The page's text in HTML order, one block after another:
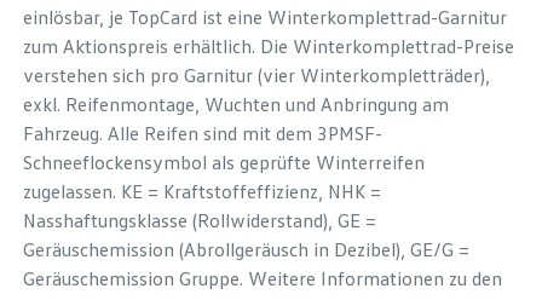
einlösbar, je TopCard ist eine Winterkomplettrad-Garnitur
zum Aktionspreis erhältlich. Die Winterkomplettrad-Preise
verstehen sich pro Garnitur (vier Winterkompletträder),
exkl. Reifenmontage, Wuchten und Anbringung am
Fahrzeug. Alle Reifen sind mit dem 3PMSF-
Schneeflockensymbol als geprüfte Winterreifen
zugelassen. KE = Kraftstoffeffizienz, NHK =
Nasshaftungsklasse (Rollwiderstand), GE =
Geräuschemission (Abrollgeräusch in Dezibel), GE/G =
Geräuschemission Gruppe. Weitere Informationen zu den